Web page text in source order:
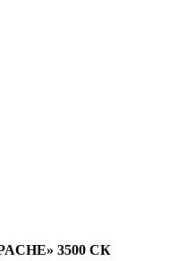
3500 СК